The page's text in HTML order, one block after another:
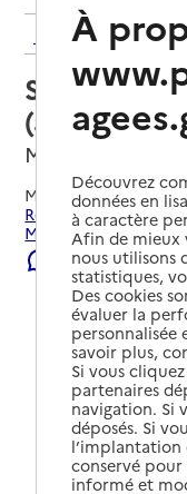
Retour aux
Service
(aide) –
Mouzon,
Mis à jour le22/07/
Rechercher les
Mouzon.
Signaler une
À
Découvrez
données en
à caractère
Afin de mieux
nous utilisons
statistiques,
Des cookies
évaluer la
savoir plus,
Si vous
partenaires
navigation. Si
déposés. Si
l’implantation
conservé
informé et